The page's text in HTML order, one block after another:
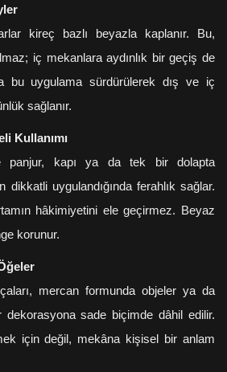
kireç bazlı beyazla kaplanır. Bu,
iç mekanlara aydınlık bir geçiş de
bu uygulama sürdürülerek dış ve iç
sağlanır.
Kullanımı
panjur, kapı ya da tek bir dolapta
dikkatli uygulandığında ferahlık sağlar.
hâkimiyetini ele geçirmez. Beyaz
korunur.
mercan formunda objeler ya da
dekorasyona sade biçimde dâhil edilir.
için değil, mekâna kişisel bir anlam